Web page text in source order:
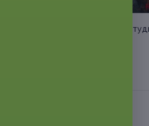
от
Участие в квесте от